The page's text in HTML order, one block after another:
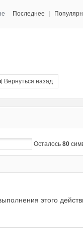
Последнее
Вернуться назад
Осталось 80
этого